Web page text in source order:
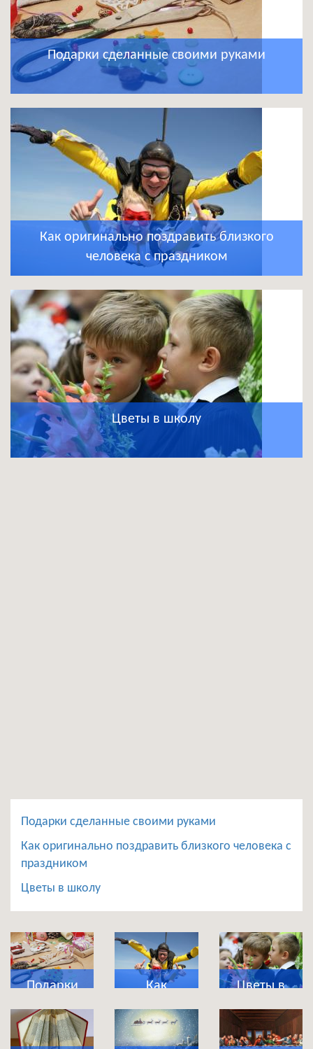
Подарки сделанные своими руками
Как оригинально поздравить близкого
человека с праздником
Цветы в школу
Подарки сделанные своими руками
Как оригинально поздравить близкого человека с
праздником
Цветы в школу
Подарки
сделанные
своими
руками
Как
оригинально
поздравить
близкого
Цветы в
школу